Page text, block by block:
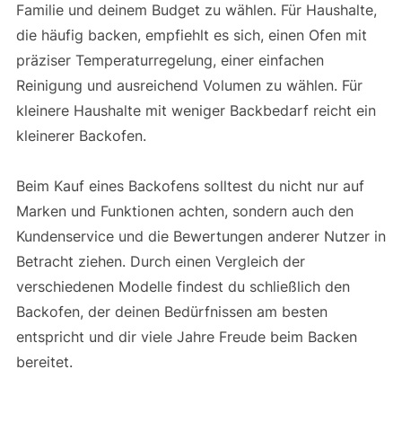
Familie und deinem Budget zu wählen. Für Haushalte,
die häufig backen, empfiehlt es sich, einen Ofen mit
präziser Temperaturregelung, einer einfachen
Reinigung und ausreichend Volumen zu wählen. Für
kleinere Haushalte mit weniger Backbedarf reicht ein
kleinerer Backofen.
Beim Kauf eines Backofens solltest du nicht nur auf
Marken und Funktionen achten, sondern auch den
Kundenservice und die Bewertungen anderer Nutzer in
Betracht ziehen. Durch einen Vergleich der
verschiedenen Modelle findest du schließlich den
Backofen, der deinen Bedürfnissen am besten
entspricht und dir viele Jahre Freude beim Backen
bereitet.